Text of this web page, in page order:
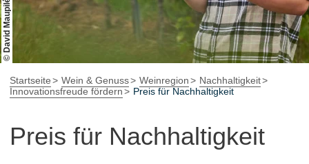
Shop Rheinhessen-Blog Karte
© David Maupilé
Startseite Wein & Genuss Weinregion
Nachhaltigkeit
Innovationsfreude fördern
Preis für Nachhaltigkeit
Preis für Nachhaltigkeit